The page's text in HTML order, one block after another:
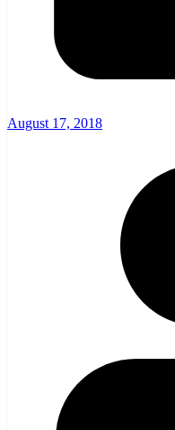
August 17, 2018